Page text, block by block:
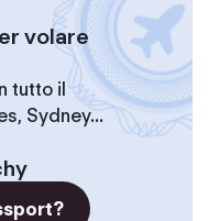
volare
tutto il
Sydney...